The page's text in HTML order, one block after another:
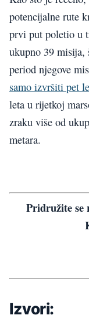
potencijalne rute
prvi put poletio u
ukupno 39 misija,
period njegove
samo izvršiti pet
leta u rijetkoj
zraku više od
metara.
Pridružite se
Izvori: